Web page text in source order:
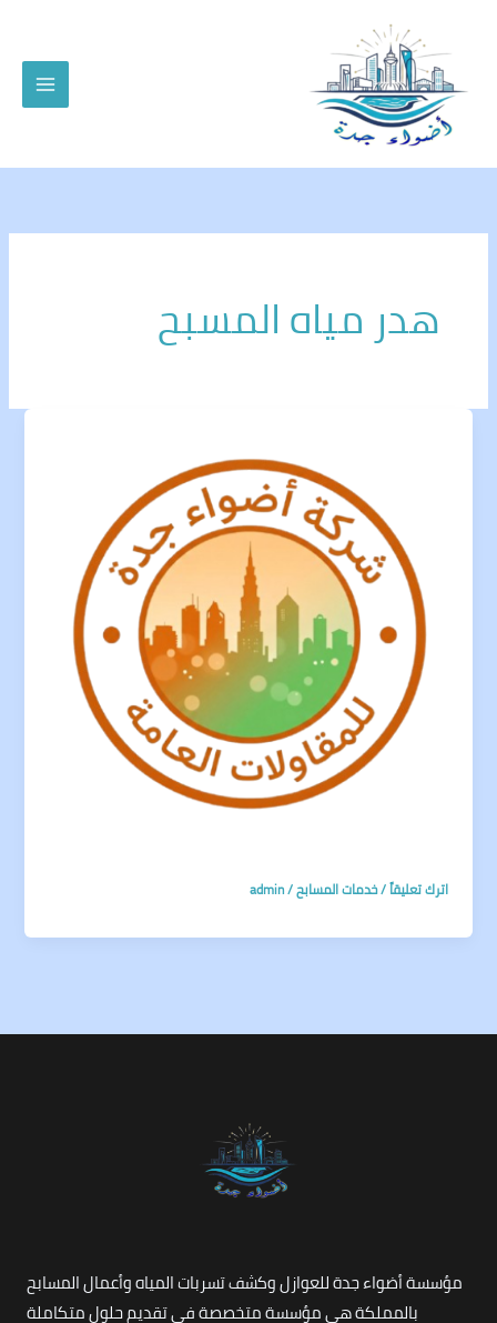
المحتوى
هدر مياه المسبح
اترك تعليقاً/خدمات المسابح/
admin
مؤسسة أضواء جدة للعوازل وكشف تسربات المياه وأعمال المسابح
بالمملكة هي مؤسسة متخصصة في تقديم حلول متكاملة